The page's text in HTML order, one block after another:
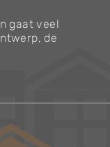
gaat veel
de